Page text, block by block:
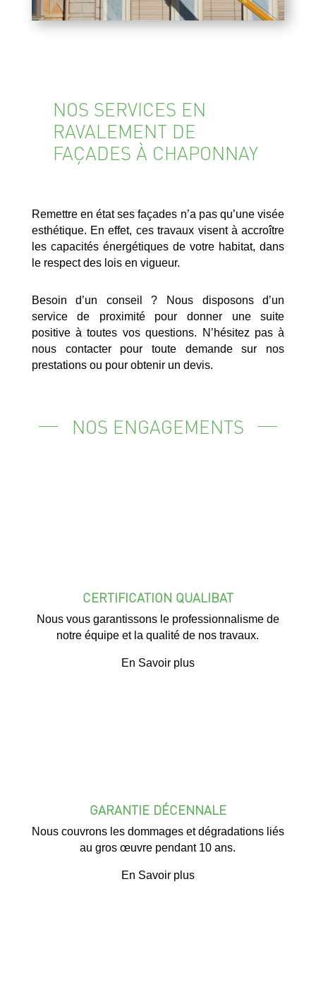
NOS SERVICES EN
RAVALEMENT DE
FAÇADES À CHAPONNAY
Remettre en état ses façades n’a pas qu’une visée
esthétique. En effet, ces travaux visent à accroître
les capacités énergétiques de votre habitat, dans
le respect des lois en vigueur.
Besoin d’un conseil ? Nous disposons d’un
service de proximité pour donner une suite
positive à toutes vos questions. N’hésitez pas à
nous contacter pour toute demande sur nos
prestations ou pour obtenir un devis.
NOS ENGAGEMENTS
CERTIFICATION QUALIBAT
Nous vous garantissons le professionnalisme de
notre équipe et la qualité de nos travaux.
En Savoir plus
GARANTIE DÉCENNALE
Nous couvrons les dommages et dégradations liés
au gros œuvre pendant 10 ans.
En Savoir plus